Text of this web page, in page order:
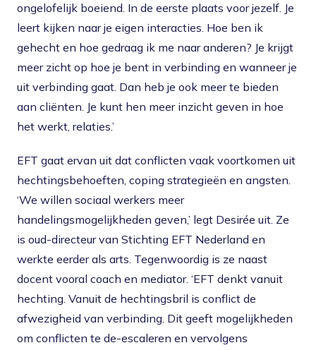
ongelofelijk boeiend. In de eerste plaats voor jezelf. Je
leert kijken naar je eigen interacties. Hoe ben ik
gehecht en hoe gedraag ik me naar anderen? Je krijgt
meer zicht op hoe je bent in verbinding en wanneer je
uit verbinding gaat. Dan heb je ook meer te bieden
aan cliënten. Je kunt hen meer inzicht geven in hoe
het werkt, relaties.’
EFT gaat ervan uit dat conflicten vaak voortkomen uit
hechtingsbehoeften, coping strategieën en angsten.
‘We willen sociaal werkers meer
handelingsmogelijkheden geven,’ legt Desirée uit. Ze
is oud-directeur van Stichting EFT Nederland en
werkte eerder als arts. Tegenwoordig is ze naast
docent vooral coach en mediator. ‘EFT denkt vanuit
hechting. Vanuit de hechtingsbril is conflict de
afwezigheid van verbinding. Dit geeft mogelijkheden
om conflicten te de-escaleren en vervolgens